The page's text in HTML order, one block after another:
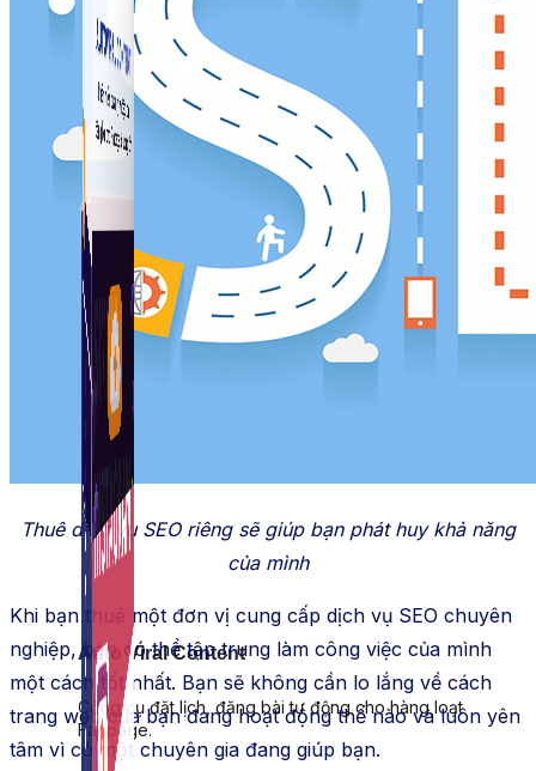
Auto Viral Content
Công cụ đặt lịch, đăng bài tự động cho hàng loạt
Fanpage.
Auto Viral Content
Công cụ đặt lịch, đăng bài tự động cho hàng loạt
Fanpage.
Thuê dịch vụ SEO riêng sẽ giúp bạn phát huy khả năng
của mình
Khi bạn thuê một đơn vị cung cấp dịch vụ SEO chuyên
nghiệp, bạn có thể tập trung làm công việc của mình
một cách tốt nhất. Bạn sẽ không cần lo lắng về cách
trang web của bạn đang hoạt động thế nào và luôn yên
tâm vì có một chuyên gia đang giúp bạn.